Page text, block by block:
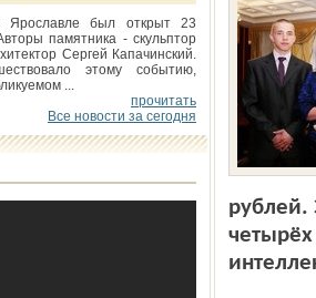
Ярославле был открыт 23
памятника - скульптор
Сергей Капачинский.
этому событию,
...
прочитать
Все новости за сегодня
рублей.